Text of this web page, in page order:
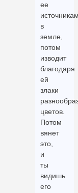
ее
в
земле,
потом
изводит
благодаря
ей
злаки
цветов.
Потом
вянет
это,
и
ты
видишь
его